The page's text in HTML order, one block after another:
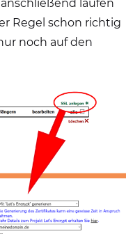
laufen
Regel schon richtig
noch auf den